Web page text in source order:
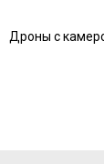
Дроны с